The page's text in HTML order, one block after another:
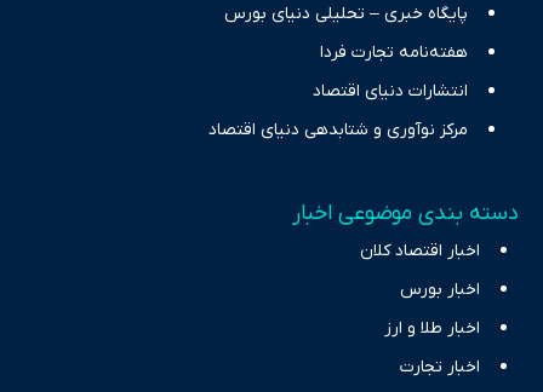
پایگاه خبری – تحلیلی دنیای بورس
هفته‌نامه تجارت فردا
انتشارات دنیای اقتصاد
مرکز نوآوری و شتابدهی دنیای اقتصاد
دسته بندی موضوعی اخبار
اخبار اقتصاد کلان
اخبار بورس
اخبار طلا و ارز
اخبار تجارت